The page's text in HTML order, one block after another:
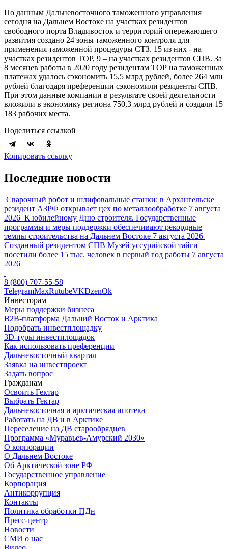
По данным Дальневосточного таможенного управления
сегодня на Дальнем Востоке на участках резидентов
свободного порта Владивосток и территорий опережающего
развития создано 24 зоны таможенного контроля для
применения таможенной процедуры СТЗ. 15 из них - на
участках резидентов ТОР, 9 – на участках резидентов СПВ. За
8 месяцев работы в 2020 году резидентам ТОР на таможенных
платежах удалось сэкономить 15,5 млрд рублей, более 264 млн
рублей благодаря преференции сэкономили резиденты СПВ.
При этом данные компании в результате своей деятельности
вложили в экономику региона 750,3 млрд рублей и создали 15
183 рабочих места.
Поделиться ссылкой
Копировать ссылку
Последние новости
Сварочный робот и шлифовальные станки: в Архангельске
резидент АЗРФ открывает цех по металлообработке 7 августа
2026 К юбилейному Дню строителя. Государственные
программы и меры поддержки обеспечивают рекордные
темпы строительства на Дальнем Востоке 7 августа 2026
Созданный резидентом СПВ Музей уссурийской тайги
посетили более 15 тыс. человек в первый год работы 7 августа
2026
8 (800) 707-55-58
TelegramMaxRutubeVKDzenOk
Инвесторам
Меры поддержки бизнеса
B2B-платформа Дальний Восток и Арктика
Подобрать инвестплощадку
3D-туры инвестплощадок
Как использовать преференции
Дальневосточный квартал
Заявка на инвестпроект
Задать вопрос
Гражданам
Освоить Гектар
Выбрать Гектар
Дальневосточная и арктическая ипотека
Работать на ДВ и в Арктике
Переселение на ДВ старообрядцев
Программа «Муравьев-Амурский 2030»
О корпорации
О Дальнем Востоке
Об Арктической зоне РФ
Государственное управление
Корпорация
Антикоррупция
Контакты
Политика обработки ПДн
Пресс-центр
Новости
СМИ о нас